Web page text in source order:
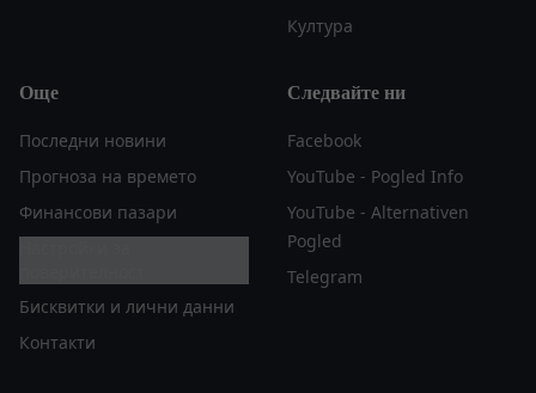
Култура
Още
Последни новини
Прогноза на времето
Финансови пазари
Бисквитки и лични данни
Контакти
Следвайте ни
Facebook
YouTube - Pogled Info
YouTube - Alternativen
Pogled
Telegram